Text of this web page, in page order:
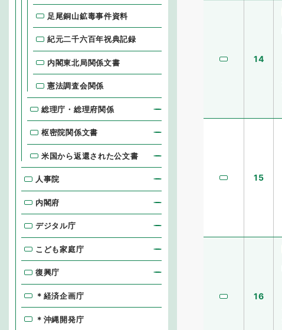
14
15
16
足尾銅山鉱毒事件資料
紀元二千六百年祝典記録
内閣東北局関係文書
憲法調査会関係
総理庁・総理府関係
枢密院関係文書
米国から返還された公文書
人事院
内閣府
デジタル庁
こども家庭庁
復興庁
＊経済企画庁
＊沖縄開発庁